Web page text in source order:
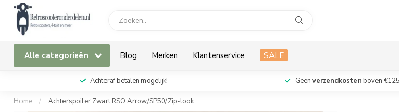
Alle categorieën Blog Merken Klantenservice SALE
Achteraf betalen mogelijk! Geen verzendkosten boven
Home / Achterspoiler Zwart RSO Arrow/SP50/Zip-look